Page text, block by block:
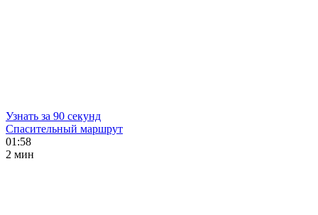
Узнать за 90 секунд
Спасительный маршрут
01:58
2 мин